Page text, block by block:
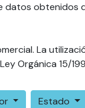
obtenidos
La
Orgánica 15/
Estado